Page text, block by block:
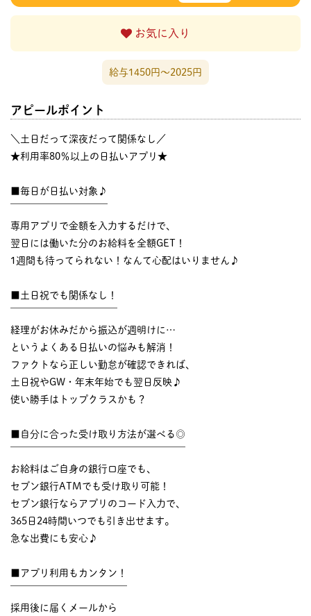
お気に入り
給与1450円〜2025円
アピールポイント
＼土日だって深夜だって関係なし／
★利用率80％以上の日払いアプリ★
■毎日が日払い対象♪
専用アプリで金額を入力するだけで、
翌日には働いた分のお給料を全額GET！
1週間も待ってられない！なんて心配はいりません♪
■土日祝でも関係なし！
経理がお休みだから振込が週明けに…
というよくある日払いの悩みも解消！
ファクトなら正しい勤怠が確認できれば、
土日祝やGW・年末年始でも翌日反映♪
使い勝手はトップクラスかも？
■自分に合った受け取り方法が選べる◎
お給料はご自身の銀行口座でも、
セブン銀行ATMでも受け取り可能！
セブン銀行ならアプリのコード入力で、
365日24時間いつでも引き出せます。
急な出費にも安心♪
■アプリ利用もカンタン！
採用後に届くメールから